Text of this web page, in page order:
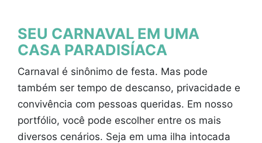
SEU CARNAVAL EM UMA
CASA PARADISÍACA
Carnaval é sinônimo de festa. Mas pode
também ser tempo de descanso, privacidade e
convivência com pessoas queridas. Em nosso
portfólio, você pode escolher entre os mais
diversos cenários. Seja em uma ilha intocada